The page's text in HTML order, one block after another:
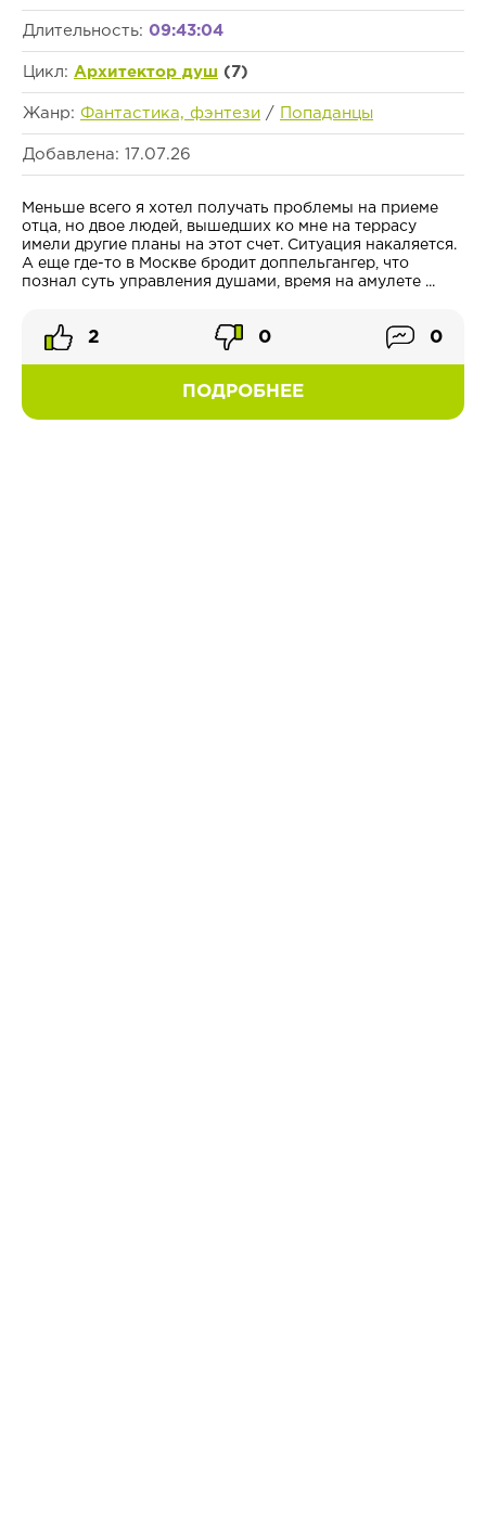
Длительность: 09:43:04
Цикл: Архитектор душ (7)
Жанр: Фантастика, фэнтези / Попаданцы
Добавлена: 17.07.26
Меньше всего я хотел получать проблемы на приеме
отца, но двое людей, вышедших ко мне на террасу
имели другие планы на этот счет. Ситуация накаляется.
А еще где-то в Москве бродит доппельгангер, что
познал суть управления душами, время на амулете ...
ПОДРОБНЕЕ
2 0 0